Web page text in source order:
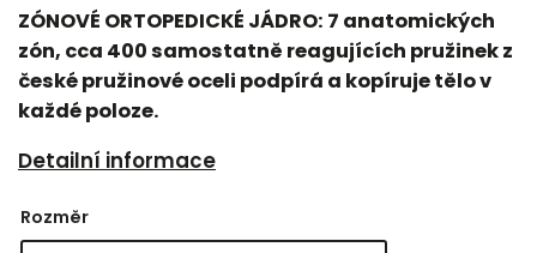
ZÓNOVÉ ORTOPEDICKÉ JÁDRO: 7 anatomických
zón, cca 400 samostatně reagujících pružinek z
české pružinové oceli podpírá a kopíruje tělo v
každé poloze.
Detailní informace
Rozměr